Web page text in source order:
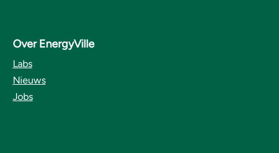
Over EnergyVille
Labs
Nieuws
Jobs